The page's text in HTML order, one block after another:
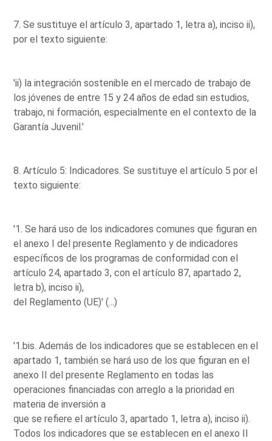
7. Se sustituye el artículo 3, apartado 1, letra a), inciso ii),
por el texto siguiente:
'ii) la integración sostenible en el mercado de trabajo de
los jóvenes de entre 15 y 24 años de edad sin estudios,
trabajo, ni formación, especialmente en el contexto de la
Garantía Juvenil.'
8. Artículo 5: Indicadores. Se sustituye el artículo 5 por el
texto siguiente:
'1. Se hará uso de los indicadores comunes que figuran en
el anexo I del presente Reglamento y de indicadores
específicos de los programas de conformidad con el
artículo 24, apartado 3, con el artículo 87, apartado 2,
letra b), inciso ii),
del Reglamento (UE)' (...)
'1.bis. Además de los indicadores que se establecen en el
apartado 1, también se hará uso de los que figuran en el
anexo II del presente Reglamento en todas las
operaciones financiadas con arreglo a la prioridad en
materia de inversión a
que se refiere el artículo 3, apartado 1, letra a), inciso ii).
Todos los indicadores que se establecen en el anexo II